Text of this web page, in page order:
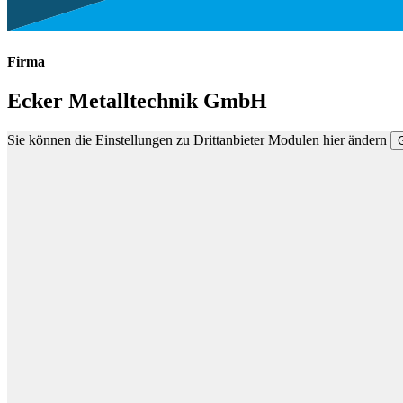
Firma
Ecker Metalltechnik GmbH
Sie können die Einstellungen zu Drittanbieter Modulen hier ändern